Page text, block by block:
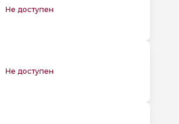
Не доступен
Не доступен